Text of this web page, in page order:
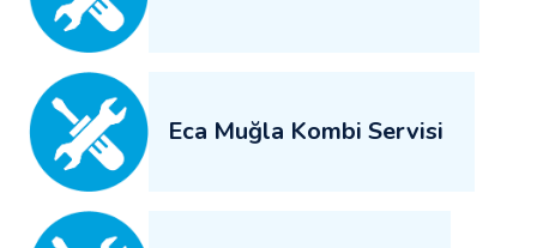
Eca Muğla Kombi Servisi